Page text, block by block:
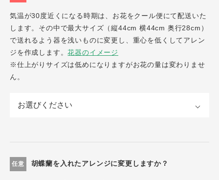
気温が30度近くになる時期は、お花をクール便にて配送いた
します。その中で最大サイズ（縦44cm 横44cm 奥行28cm）
で送れるよう器を浅いものに変更し、重心を低くしてアレン
ジを作成します。花器のイメージ
※仕上がりサイズは低めになりますがお花の量は変わりませ
ん。
任意 胡蝶蘭を入れたアレンジに変更しますか？